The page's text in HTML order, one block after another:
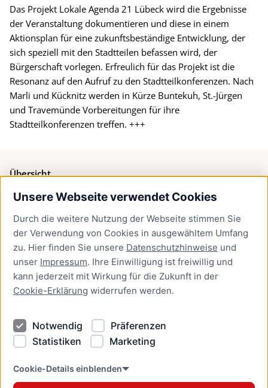
Unsere Webseite verwendet Cookies
Durch die weitere Nutzung der Webseite stimmen Sie
der Verwendung von Cookies in ausgewähltem Umfang
zu. Hier finden Sie unsere Datenschutzhinweise und
unser Impressum. Ihre Einwilligung ist freiwillig und
kann jederzeit mit Wirkung für die Zukunft in der
Cookie-Erklärung widerrufen werden.
Notwendig
Präferenzen
Statistiken
Marketing
Cookie-Details einblenden
Das Projekt Lokale Agenda 21 Lübeck wird die Ergebnisse
der Veranstaltung dokumentieren und diese in einem
Aktionsplan für eine zukunftsbeständige Entwicklung, der
sich speziell mit den Stadtteilen befassen wird, der
Bürgerschaft vorlegen. Erfreulich für das Projekt ist die
Resonanz auf den Aufruf zu den Stadtteilkonferenzen. Nach
Marli und Kücknitz werden in Kürze Buntekuh, St.-Jürgen
und Travemünde Vorbereitungen für ihre
Stadtteilkonferenzen treffen. +++
Übersicht
Bürgerservice
Presse
Newsletter Lübeck:kompakt
Kontakt
Kontakt
Datenschutzhinweise
Barrierefreiheit
Cookie Erklärung